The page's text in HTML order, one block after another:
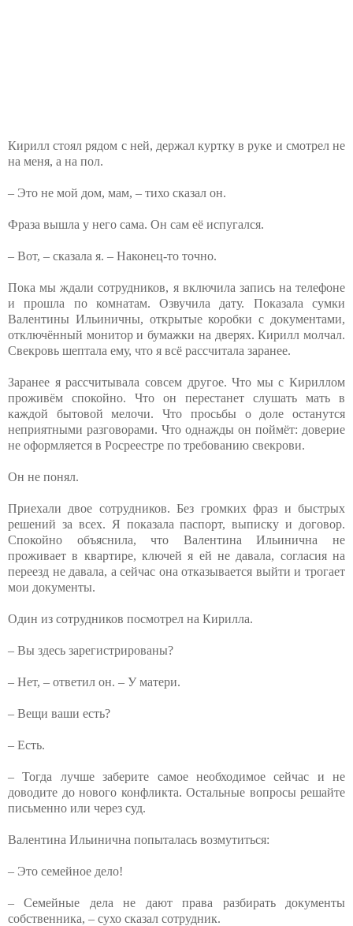
Кирилл стоял рядом с ней, держал куртку в руке и смотрел не
на меня, а на пол.
– Это не мой дом, мам, – тихо сказал он.
Фраза вышла у него сама. Он сам её испугался.
– Вот, – сказала я. – Наконец-то точно.
Пока мы ждали сотрудников, я включила запись на телефоне
и прошла по комнатам. Озвучила дату. Показала сумки
Валентины Ильиничны, открытые коробки с документами,
отключённый монитор и бумажки на дверях. Кирилл молчал.
Свекровь шептала ему, что я всё рассчитала заранее.
Заранее я рассчитывала совсем другое. Что мы с Кириллом
проживём спокойно. Что он перестанет слушать мать в
каждой бытовой мелочи. Что просьбы о доле останутся
неприятными разговорами. Что однажды он поймёт: доверие
не оформляется в Росреестре по требованию свекрови.
Он не понял.
Приехали двое сотрудников. Без громких фраз и быстрых
решений за всех. Я показала паспорт, выписку и договор.
Спокойно объяснила, что Валентина Ильинична не
проживает в квартире, ключей я ей не давала, согласия на
переезд не давала, а сейчас она отказывается выйти и трогает
мои документы.
Один из сотрудников посмотрел на Кирилла.
– Вы здесь зарегистрированы?
– Нет, – ответил он. – У матери.
– Вещи ваши есть?
– Есть.
– Тогда лучше заберите самое необходимое сейчас и не
доводите до нового конфликта. Остальные вопросы решайте
письменно или через суд.
Валентина Ильинична попыталась возмутиться:
– Это семейное дело!
– Семейные дела не дают права разбирать документы
собственника, – сухо сказал сотрудник.